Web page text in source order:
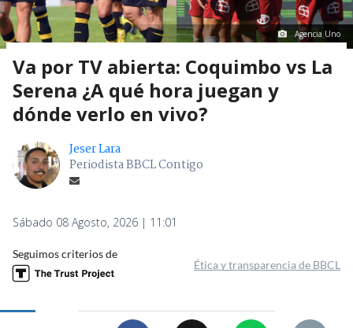
Agencia Uno
Va por TV abierta: Coquimbo vs La
Serena ¿A qué hora juegan y
dónde verlo en vivo?
Jeser Lara
Periodista BBCL Contigo
Sábado 08 Agosto, 2026 | 11:01
Seguimos criterios de
Ética y transparencia de BBCL